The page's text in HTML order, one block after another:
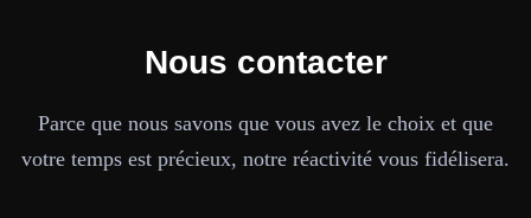
Nous contacter
Parce que nous savons que vous avez le choix et que
votre temps est précieux, notre réactivité vous fidélisera.